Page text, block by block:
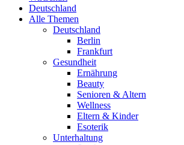
Deutschland
Alle Themen
Deutschland
Berlin
Frankfurt
Gesundheit
Ernährung
Beauty
Senioren & Altern
Wellness
Eltern & Kinder
Esoterik
Unterhaltung